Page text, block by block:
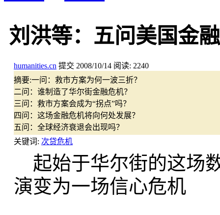
刘洪等：五问美国金
humanities.cn 提交 2008/10/14 阅读: 2240
摘要:一问：救市方案为何一波三折？
二问：谁制造了华尔街金融危机？
三问：救市方案会成为“拐点”吗？
四问：这场金融危机将向何处发展？
五问：全球经济衰退会出现吗？
关键词: 次贷危机
起始于华尔街的这场
演变为一场信心危机